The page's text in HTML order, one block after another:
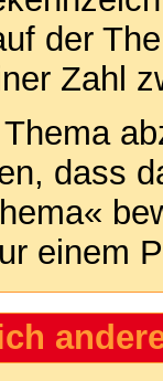
der
Zahl
dass
einem